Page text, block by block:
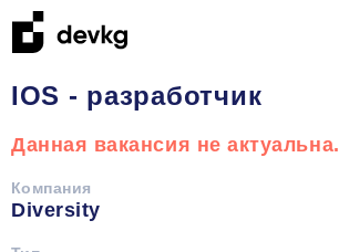
IOS - разработчик
Данная вакансия не актуальна.
Компания
Diversity